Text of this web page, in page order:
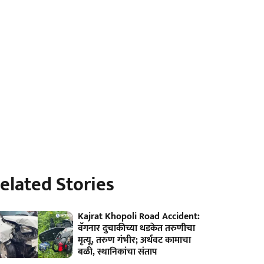
Stories
Kajrat Khopoli Road Accident:
वॅगनार दुचाकीच्या धडकेत तरुणीचा
मृत्यू, तरुण गंभीर; अर्धवट कामाचा
बळी, स्थानिकांचा संताप